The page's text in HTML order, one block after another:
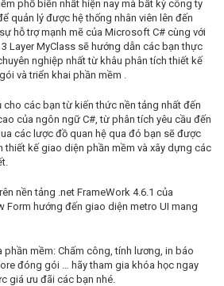
phổ biến nhất hiện nay mà bất kỳ công ty
quản lý được hệ thống nhân viên lên đến
hỗ trợ mạnh mẽ của Microsoft C# cùng với
Layer MyClass sẽ hướng dẫn các bạn thực
nghiệp nhất từ khâu phân tích thiết kế
và triển khai phần mềm .
các bạn từ kiến thức nền tảng nhất đến
của ngôn ngữ C#, từ phân tích yêu cầu đến
các lược đồ quan hệ qua đó bạn sẽ được
thiết kế giao diện phần mềm và xây dựng các
nền tảng .net FrameWork 4.6.1 của
hướng đến giao diện metro UI mang
phần mềm: Chấm công, tính lương, in báo
đóng gói … hãy tham gia khóa học ngay
giá ưu đãi các bạn nhé.